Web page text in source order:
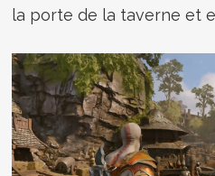
la porte de la taverne et